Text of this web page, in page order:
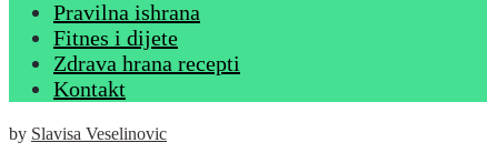
Pravilna ishrana
Fitnes i dijete
Zdrava hrana recepti
Kontakt
by Slavisa Veselinovic